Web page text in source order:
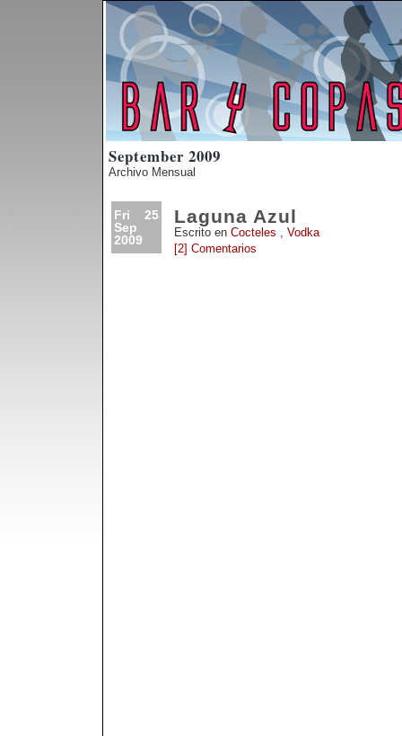
September 2009
Archivo Mensual
Fri 25
Sep
2009
Laguna Azul
Escrito en Cocteles , Vodka
[2] Comentarios